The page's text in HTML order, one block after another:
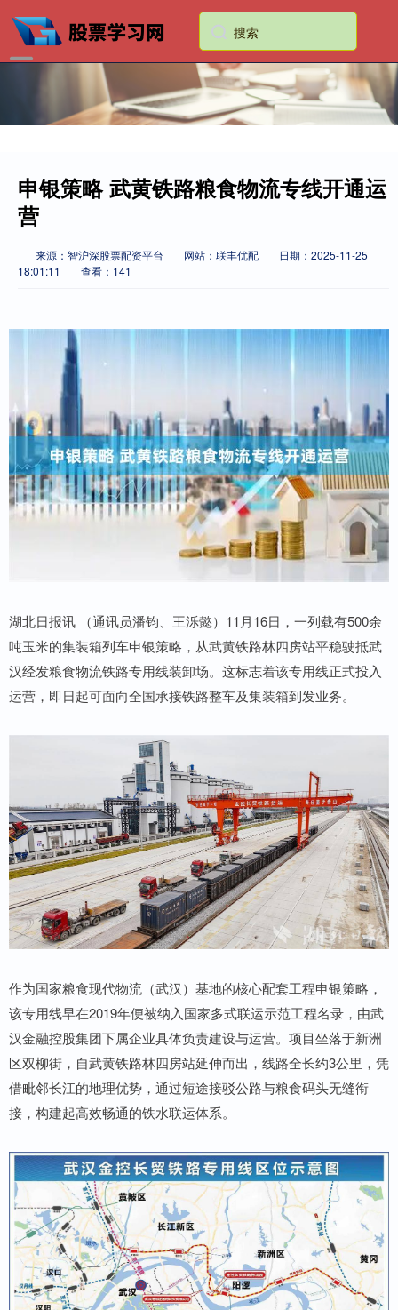
申银策略 武黄铁路粮食物流专线开通运
营
来源：智沪深股票配资平台 网站：联丰优配
日期：2025-11-25
18:01:11
查看：141
湖北日报讯 （通讯员潘钧、王泺懿）11月16日，一列载有500余
吨玉米的集装箱列车申银策略，从武黄铁路林四房站平稳驶抵武
汉经发粮食物流铁路专用线装卸场。这标志着该专用线正式投入
运营，即日起可面向全国承接铁路整车及集装箱到发业务。
作为国家粮食现代物流（武汉）基地的核心配套工程申银策略，
该专用线早在2019年便被纳入国家多式联运示范工程名录，由武
汉金融控股集团下属企业具体负责建设与运营。项目坐落于新洲
区双柳街，自武黄铁路林四房站延伸而出，线路全长约3公里，凭
借毗邻长江的地理优势，通过短途接驳公路与粮食码头无缝衔
接，构建起高效畅通的铁水联运体系。